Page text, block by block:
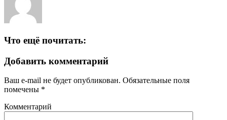
Что ещё почитать:
Добавить комментарий
Ваш e-mail не будет опубликован. Обязательные поля
помечены *
Комментарий